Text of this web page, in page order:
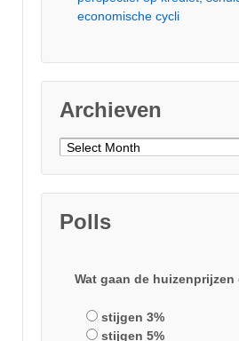
economische cycli
Archieven
Archieven
Polls
Wat gaan de huizenprijzen
stijgen 3%
stijgen 5%